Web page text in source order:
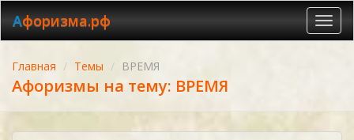
Афоризма.рф
Главная Темы ВРЕМЯ
Афоризмы на тему: ВРЕМЯ